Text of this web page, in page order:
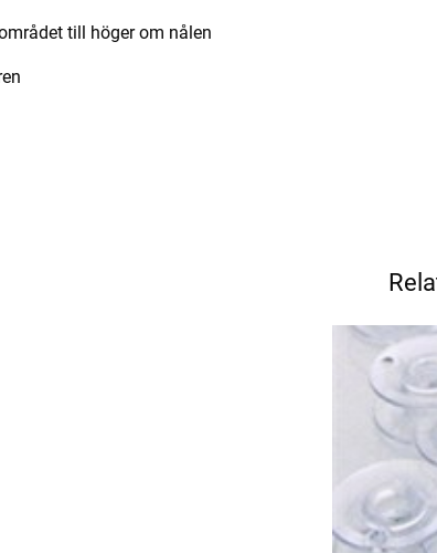
till höger om nålen